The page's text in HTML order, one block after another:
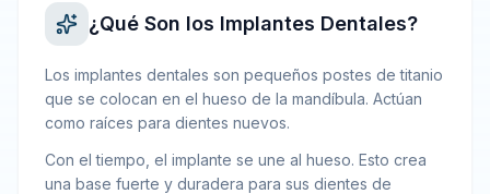
¿Qué Son los Implantes Dentales?
Los implantes dentales son pequeños postes de titanio
que se colocan en el hueso de la mandíbula. Actúan
como raíces para dientes nuevos.
Con el tiempo, el implante se une al hueso. Esto crea
una base fuerte y duradera para sus dientes de